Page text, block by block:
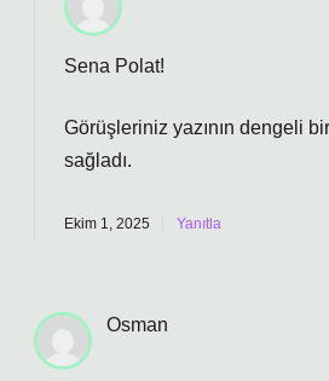
Sena Polat!
Görüşleriniz yazının dengeli
sağladı.
Ekim 1, 2025 Yanıtla
Osman